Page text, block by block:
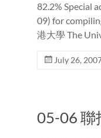
82.2% Special
09) for
港大學 The
July 26,
05-06 聯